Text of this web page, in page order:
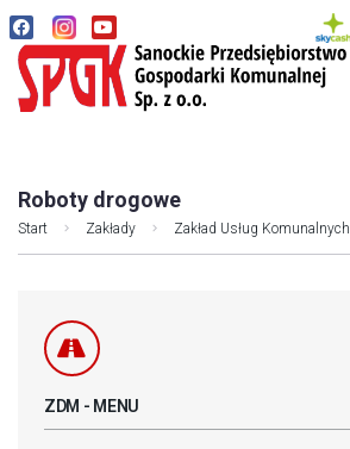
Roboty drogowe
Start Zakłady Zakład Usług Komunalnych
ZDM - MENU